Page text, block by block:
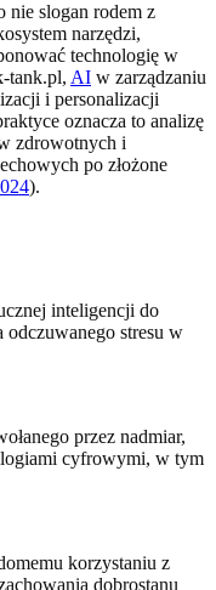
nie slogan rodem z
narzędzi,
technologię w
tank.pl, AI w zarządzaniu
i personalizacji
oznacza to analizę
zdrowotnych i
po złożone
).
inteligencji do
odczuwanego stresu w
przez nadmiar,
cyfrowymi, w tym
korzystaniu z
dobrostanu